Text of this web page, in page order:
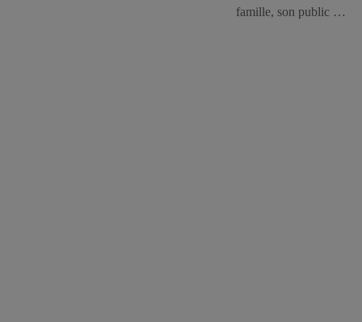
famille, son public …